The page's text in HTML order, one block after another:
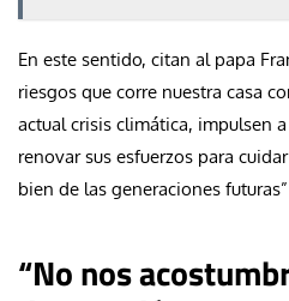
En este sentido, citan al papa
riesgos que corre nuestra casa
actual crisis climática, impulsen
renovar sus esfuerzos para
bien de las generaciones
“No nos